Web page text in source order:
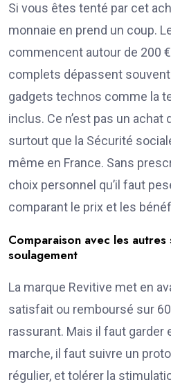
Si vous êtes tenté par cet
monnaie en prend un coup.
commencent autour de 200
complets dépassent
gadgets technos comme la
inclus. Ce n’est pas un achat
surtout que la Sécurité
même en France. Sans
choix personnel qu’il faut
comparant le prix et les
Comparaison avec les
soulagement
La marque Revitive met en
satisfait ou remboursé sur
rassurant. Mais il faut garder
marche, il faut suivre un
régulier, et tolérer la